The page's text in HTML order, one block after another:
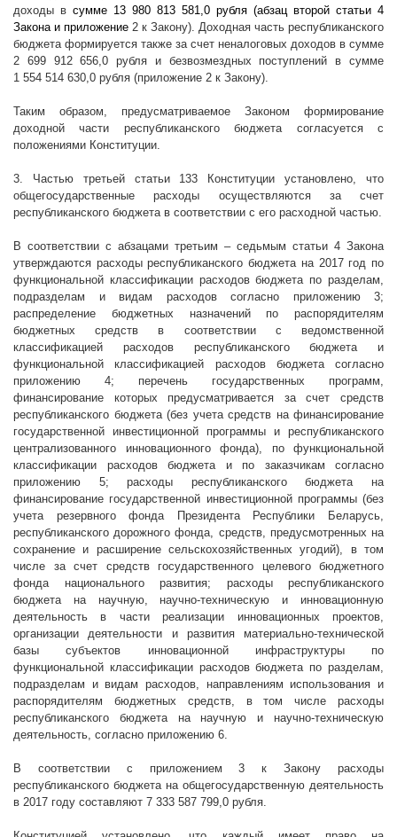
доходы в сумме 13 980 813 581,0 рубля (абзац второй статьи 4
Закона и приложение 2 к Закону). Доходная часть республиканского
бюджета формируется также за счет неналоговых доходов в сумме
2 699 912 656,0 рубля и безвозмездных поступлений в сумме
1 554 514 630,0 рубля (приложение 2 к Закону).
Таким образом, предусматриваемое Законом формирование
доходной части республиканского бюджета согласуется с
положениями Конституции.
3. Частью третьей статьи 133 Конституции установлено, что
общегосударственные расходы осуществляются за счет
республиканского бюджета в соответствии с его расходной частью.
В соответствии с абзацами третьим – седьмым статьи 4 Закона
утверждаются расходы республиканского бюджета на 2017 год по
функциональной классификации расходов бюджета по разделам,
подразделам и видам расходов согласно приложению 3;
распределение бюджетных назначений по распорядителям
бюджетных средств в соответствии с ведомственной
классификацией расходов республиканского бюджета и
функциональной классификацией расходов бюджета согласно
приложению 4; перечень государственных программ,
финансирование которых предусматривается за счет средств
республиканского бюджета (без учета средств на финансирование
государственной инвестиционной программы и республиканского
централизованного инновационного фонда), по функциональной
классификации расходов бюджета и по заказчикам согласно
приложению 5; расходы республиканского бюджета на
финансирование государственной инвестиционной программы (без
учета резервного фонда Президента Республики Беларусь,
республиканского дорожного фонда, средств, предусмотренных на
сохранение и расширение сельскохозяйственных угодий), в том
числе за счет средств государственного целевого бюджетного
фонда национального развития; расходы республиканского
бюджета на научную, научно-техническую и инновационную
деятельность в части реализации инновационных проектов,
организации деятельности и развития материально-технической
базы субъектов инновационной инфраструктуры по
функциональной классификации расходов бюджета по разделам,
подразделам и видам расходов, направлениям использования и
распорядителям бюджетных средств, в том числе расходы
республиканского бюджета на научную и научно-техническую
деятельность, согласно приложению 6.
В соответствии с приложением 3 к Закону расходы
республиканского бюджета на общегосударственную деятельность
в 2017 году составляют 7 333 587 799,0 рубля.